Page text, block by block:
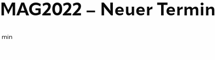
– Neuer Termin
min